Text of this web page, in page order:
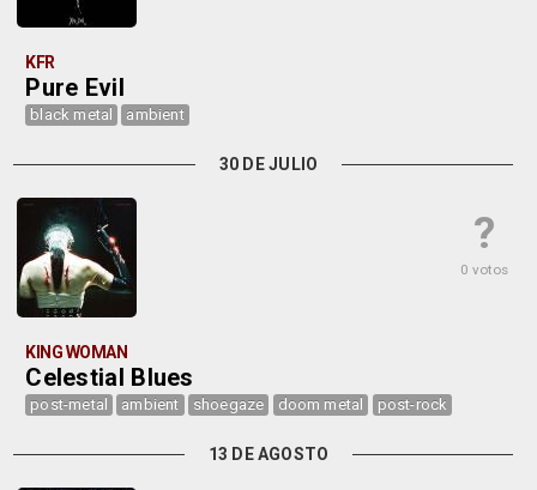
KFR
Pure Evil
black metal ambient
30 DE JULIO
?
0 votos
KING WOMAN
Celestial Blues
post-metal ambient shoegaze doom metal post-rock
13 DE AGOSTO